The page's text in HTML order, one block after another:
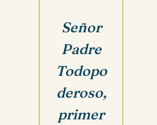
Señor
Padre
Todopo
deroso,
primer